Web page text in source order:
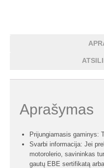
Aprašymas
Prijungiamasis gaminys:
Svarbi informacija: Jei
motorolerio, savininkas
gautų EBE sertifikatą